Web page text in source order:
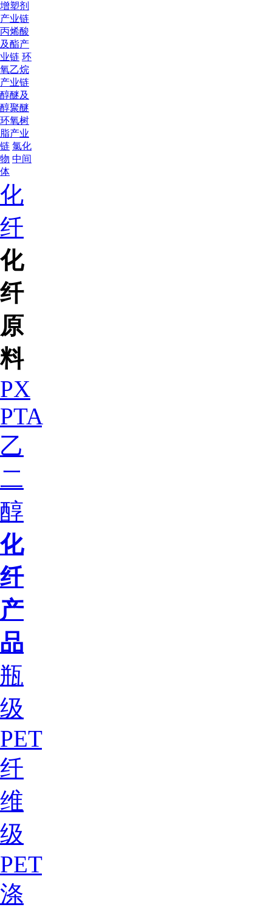
增塑剂
产业链
丙烯酸
及酯产
业链 环
氧乙烷
产业链
醇醚及
醇聚醚
环氧树
脂产业
链 氯化
物 中间
体
化
纤
化
纤
原
料
PX
PTA
乙
二
醇
化
纤
产
品
瓶
级
PET
纤
维
级
PET
涤